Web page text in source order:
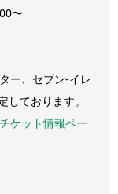
〜
ー、セブン-イレ
ております。
チケット情報ペー